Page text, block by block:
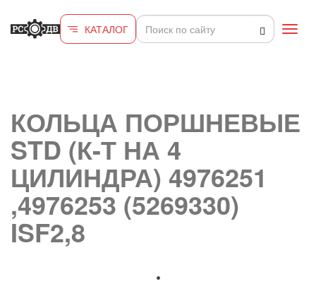
КАТАЛОГ
КОЛЬЦА ПОРШНЕВЫЕ
STD (К-Т НА 4
ЦИЛИНДРА) 4976251
,4976253 (5269330)
ISF2,8